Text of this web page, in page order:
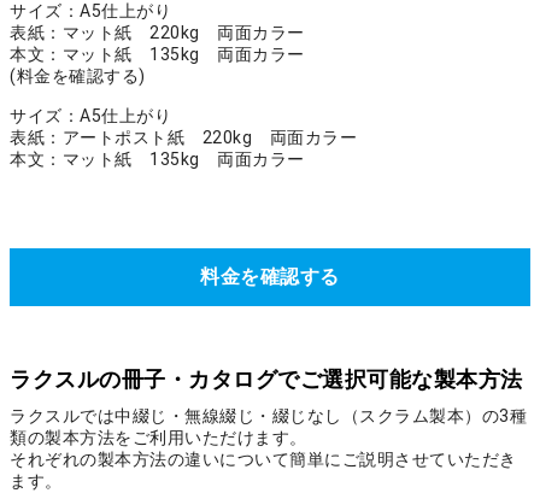
サイズ：A5仕上がり
表紙：マット紙 220kg 両面カラー
本文：マット紙 135kg 両面カラー
(料金を確認する)
サイズ：A5仕上がり
表紙：アートポスト紙 220kg 両面カラー
本文：マット紙 135kg 両面カラー
料金を確認する
ラクスルの冊子・カタログでご選択可能な製本方法
ラクスルでは中綴じ・無線綴じ・綴じなし（スクラム製本）の3種
類の製本方法をご利用いただけます。
それぞれの製本方法の違いについて簡単にご説明させていただき
ます。